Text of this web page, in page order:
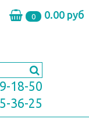
0 0.00 руб
18-50
36-25